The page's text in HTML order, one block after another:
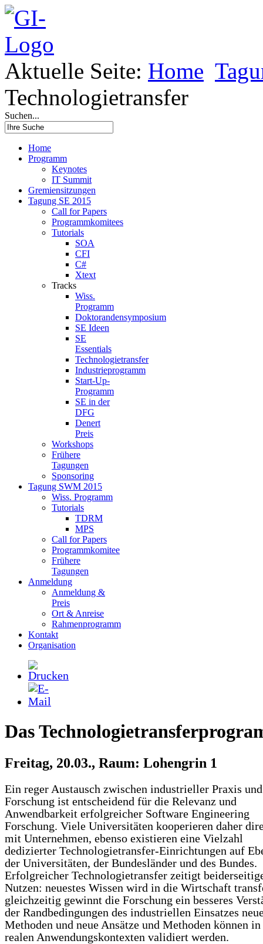
Aktuelle Seite: Home
Technologietransfer
Suchen...
Home
Programm
Keynotes
IT Summit
Gremiensitzungen
Tagung SE 2015
Call for Papers
Programmkomitees
Tutorials
SOA
CFI
C#
Xtext
Tracks
Wiss.
Programm
Doktorandensymposium
SE Ideen
SE
Essentials
Technologietransfer
Industrieprogramm
Start-Up-
Programm
SE in der
DFG
Denert
Preis
Workshops
Frühere
Tagungen
Sponsoring
Tagung SWM 2015
Wiss. Programm
Tutorials
TDRM
MPS
Call for Papers
Programmkomitee
Frühere
Tagungen
Anmeldung
Anmeldung &
Preis
Ort & Anreise
Rahmenprogramm
Kontakt
Organisation
Das
Freitag, 20.03., Raum: Lohengrin 1
Ein reger Austausch zwischen industrieller Praxis und
Forschung ist entscheidend für die Relevanz und
Anwendbarkeit erfolgreicher Software Engineering
Forschung. Viele Universitäten kooperieren daher
mit Unternehmen, ebenso existieren eine Vielzahl
dedizierter Technologietransfer-Einrichtungen auf
der Universitäten, der Bundesländer und des Bundes.
Erfolgreicher Technologietransfer zeitigt
Nutzen: neuestes Wissen wird in die Wirtschaft
gleichzeitig gewinnt die Forschung ein besseres
der Randbedingungen des industriellen Einsatzes
Methoden und neue Ansätze und Methoden können in
realen Anwendungskontexten validiert werden.